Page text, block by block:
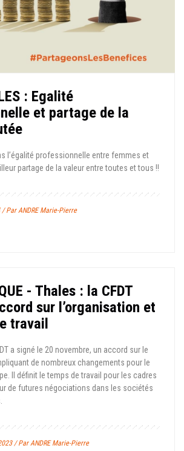
: Egalité
et partage de la
l’égalité professionnelle entre femmes et
partage de la valeur entre toutes et tous !!
Par ANDRE Marie-Pierre
- Thales : la CFDT
sur l’organisation et
travail
a signé le 20 novembre, un accord sur le
de nombreux changements pour le
Il définit le temps de travail pour les cadres
de futures négociations dans les sociétés
/ Par ANDRE Marie-Pierre